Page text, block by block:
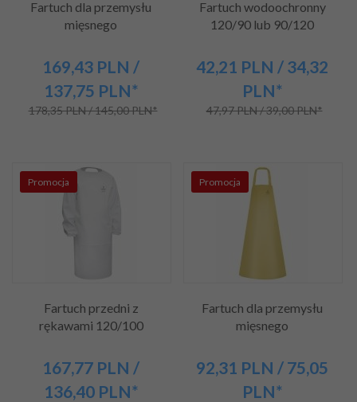
Fartuch dla przemysłu
mięsnego
169,43 PLN /
137,75 PLN*
178,35 PLN / 145,00 PLN*
Fartuch wodoochronny
120/90 lub 90/120
42,21 PLN / 34,32
PLN*
47,97 PLN / 39,00 PLN*
Promocja
Fartuch przedni z
rękawami 120/100
167,77 PLN /
136,40 PLN*
Promocja
Fartuch dla przemysłu
mięsnego
92,31 PLN / 75,05
PLN*